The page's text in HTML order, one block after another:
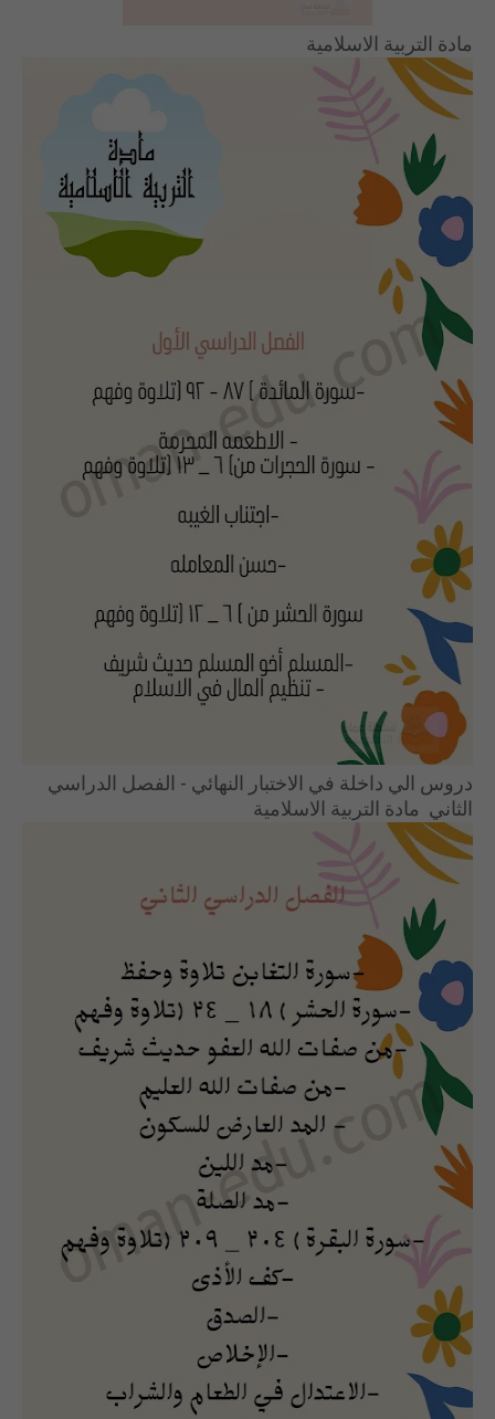
مادة التربية الاسلامية
دروس الي داخلة في الاختبار النهائي - الفصل الدراسي
الثاني مادة التربية الاسلامية